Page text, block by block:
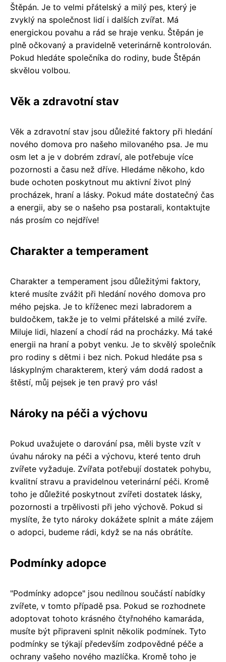
Štěpán. Je to velmi přátelský a milý pes, který je
zvyklý na společnost lidí i dalších zvířat. Má
energickou povahu a rád se hraje venku. Štěpán je
plně očkovaný a pravidelně veterinárně kontrolován.
Pokud hledáte společníka do rodiny, bude Štěpán
skvělou volbou.
Věk a zdravotní stav
Věk a zdravotní stav jsou důležité faktory při hledání
nového domova pro našeho milovaného psa. Je mu
osm let a je v dobrém zdraví, ale potřebuje více
pozornosti a času než dříve. Hledáme někoho, kdo
bude ochoten poskytnout mu aktivní život plný
procházek, hraní a lásky. Pokud máte dostatečný čas
a energii, aby se o našeho psa postarali, kontaktujte
nás prosím co nejdříve!
Charakter a temperament
Charakter a temperament jsou důležitými faktory,
které musíte zvážit při hledání nového domova pro
mého pejska. Je to kříženec mezi labradorem a
buldočkem, takže je to velmi přátelské a milé zvíře.
Miluje lidi, hlazení a chodí rád na procházky. Má také
energii na hraní a pobyt venku. Je to skvělý společník
pro rodiny s dětmi i bez nich. Pokud hledáte psa s
láskyplným charakterem, který vám dodá radost a
štěstí, můj pejsek je ten pravý pro vás!
Nároky na péči a výchovu
Pokud uvažujete o darování psa, měli byste vzít v
úvahu nároky na péči a výchovu, které tento druh
zvířete vyžaduje. Zvířata potřebují dostatek pohybu,
kvalitní stravu a pravidelnou veterinární péči. Kromě
toho je důležité poskytnout zvířeti dostatek lásky,
pozornosti a trpělivosti při jeho výchově. Pokud si
myslíte, že tyto nároky dokážete splnit a máte zájem
o adopci, budeme rádi, když se na nás obrátíte.
Podmínky adopce
"Podmínky adopce" jsou nedílnou součástí nabídky
zvířete, v tomto případě psa. Pokud se rozhodnete
adoptovat tohoto krásného čtyřnohého kamaráda,
musíte být připraveni splnit několik podmínek. Tyto
podmínky se týkají především zodpovědné péče a
ochrany vašeho nového mazlíčka. Kromě toho je